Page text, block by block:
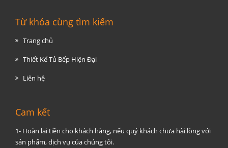
Từ khóa cùng tìm kiếm
Trang chủ
Thiết Kế Tủ Bếp Hiện Đại
Liên hệ
Cam kết
1- Hoàn lại tiền cho khách hàng, nếu quý khách chưa hài lòng với
sản phẩm, dịch vụ của chúng tôi.